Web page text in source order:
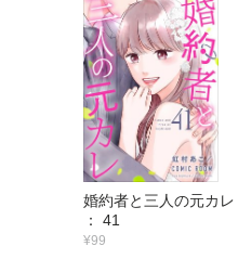
婚約者と三人の元カレ
： 41
¥99